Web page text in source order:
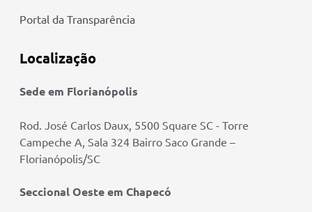
Portal da Transparência
Localização
Sede em Florianópolis
Rod. José Carlos Daux, 5500 Square SC - Torre
Campeche A, Sala 324 Bairro Saco Grande –
Florianópolis/SC
Seccional Oeste em Chapecó